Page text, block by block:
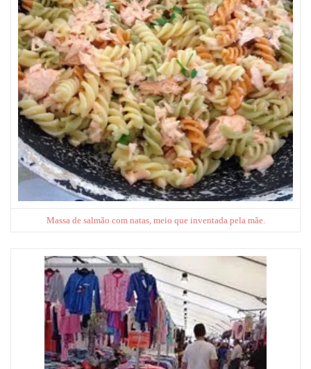
Massa de salmão com natas, meio que inventada pela mãe.